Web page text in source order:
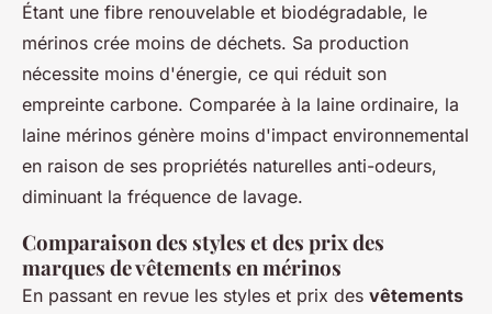
Étant une fibre renouvelable et biodégradable, le
mérinos crée moins de déchets. Sa production
nécessite moins d'énergie, ce qui réduit son
empreinte carbone. Comparée à la laine ordinaire, la
laine mérinos génère moins d'impact environnemental
en raison de ses propriétés naturelles anti-odeurs,
diminuant la fréquence de lavage.
Comparaison des styles et des prix des
marques de vêtements en mérinos
En passant en revue les styles et prix des vêtements